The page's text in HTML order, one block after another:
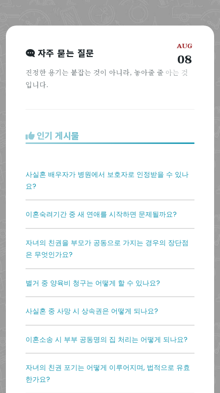
AUG
08
자주 묻는 질문
진정한 용기는 붙잡는 것이 아니라, 놓아줄 줄 아는 것
입니다.
인기 게시물
사실혼 배우자가 병원에서 보호자로 인정받을 수 있나
요?
이혼숙려기간 중 새 연애를 시작하면 문제될까요?
자녀의 친권을 부모가 공동으로 가지는 경우의 장단점
은 무엇인가요?
별거 중 양육비 청구는 어떻게 할 수 있나요?
사실혼 중 사망 시 상속권은 어떻게 되나요?
이혼소송 시 부부 공동명의 집 처리는 어떻게 되나요?
자녀의 친권 포기는 어떻게 이루어지며, 법적으로 유효
한가요?